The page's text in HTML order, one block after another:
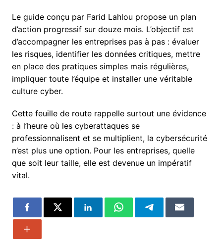
Le guide conçu par Farid Lahlou propose un plan
d’action progressif sur douze mois. L’objectif est
d’accompagner les entreprises pas à pas : évaluer
les risques, identifier les données critiques, mettre
en place des pratiques simples mais régulières,
impliquer toute l’équipe et installer une véritable
culture cyber.
Cette feuille de route rappelle surtout une évidence
: à l’heure où les cyberattaques se
professionnalisent et se multiplient, la cybersécurité
n’est plus une option. Pour les entreprises, quelle
que soit leur taille, elle est devenue un impératif
vital.